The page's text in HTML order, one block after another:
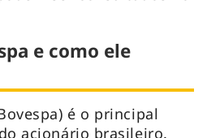
e como ele
é o principal
acionário brasileiro.